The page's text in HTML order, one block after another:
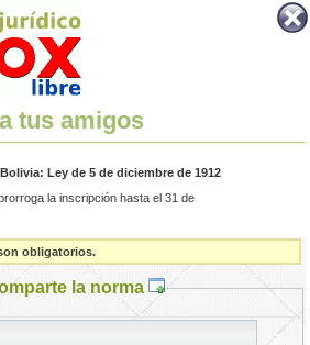
tus amigos
Ley de 5 de diciembre de 1912
la inscripción hasta el 31 de
obligatorios.
la norma